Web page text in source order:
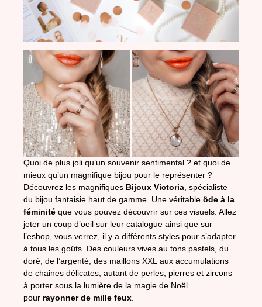
Quoi de plus joli qu’un souvenir sentimental ? et quoi de
mieux qu’un magnifique bijou pour le représenter ?
Découvrez les magnifiques Bijoux Victoria, spécialiste
du bijou fantaisie haut de gamme. Une véritableôde à la
féminitéque vous pouvez découvrir sur ces visuels. Allez
jeter un coup d’oeil sur leur catalogue ainsi que sur
l’eshop, vous verrez, il y a différents styles pour s’adapter
à tous les goûts. Des couleurs vives au tons pastels, du
doré, de l’argenté, des maillons XXL aux accumulations
de chaines délicates, autant de perles, pierres et zircons
à porter sous la lumière de la magie de Noël
pour rayonner de mille feux.